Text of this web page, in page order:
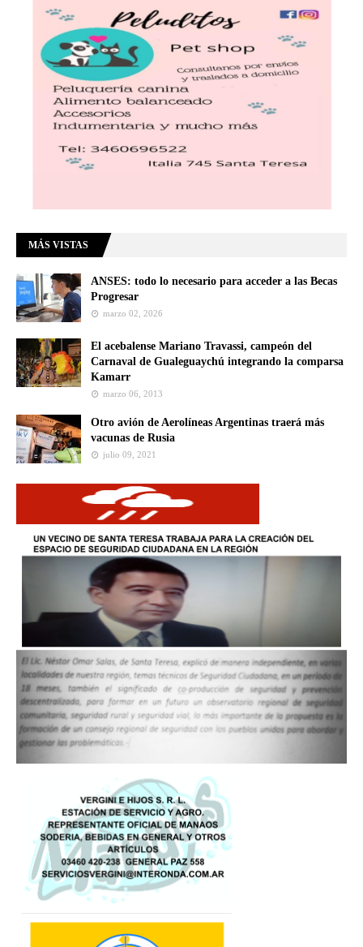
MÁS VISTAS
ANSES: todo lo necesario para acceder a las Becas
Progresar
marzo 02, 2026
El acebalense Mariano Travassi, campeón del
Carnaval de Gualeguaychú integrando la comparsa
Kamarr
marzo 06, 2013
Otro avión de Aerolíneas Argentinas traerá más
vacunas de Rusia
julio 09, 2021